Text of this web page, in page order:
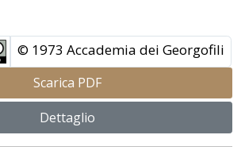
© 1973 Accademia dei Georgofili
Scarica PDF
Dettaglio